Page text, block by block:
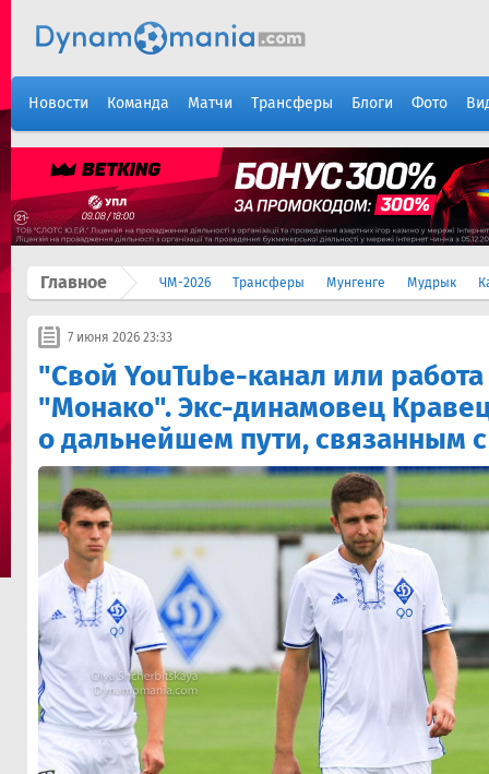
Новости Команда Матчи Трансферы Блоги Фото
Главное ЧМ-2026 Трансферы Мунгенге Мудрык
7 июня 2026 23:33
"Свой YouTube-канал или
"Монако". Экс-динамовец
о дальнейшем пути, связанным